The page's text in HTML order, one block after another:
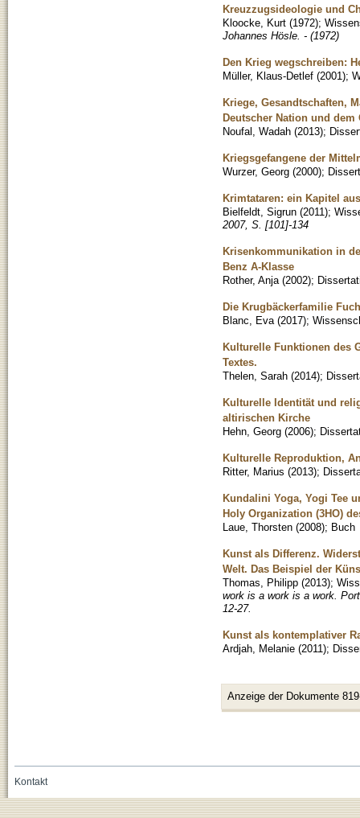
Kreuzzugsideologie und
Kloocke, Kurt (1972);
Johannes Hösle. - (1972)
Den Krieg wegschreiben:
Müller, Klaus-Detlef (2001);
Kriege, Gesandtschaften,
Deutscher Nation und dem
Noufal, Wadah (2013);
Kriegsgefangene der
Wurzer, Georg (2000);
Krimtataren: ein Kapitel
Bielfeldt, Sigrun (2011);
2007, S. [101]-134
Krisenkommunikation in
Benz A-Klasse
Rother, Anja (2002);
Die Krugbäckerfamilie
Blanc, Eva (2017);
Kulturelle Funktionen des
Textes.
Thelen, Sarah (2014);
Kulturelle Identität und
altirischen Kirche
Hehn, Georg (2006);
Kulturelle Reproduktion,
Ritter, Marius (2013);
Kundalini Yoga, Yogi Tee
Holy Organization (3HO)
Laue, Thorsten (2008); Buch
Kunst als Differenz.
Welt. Das Beispiel der
Thomas, Philipp (2013);
work is a work is a work.
12-27.
Kunst als kontemplativer
Ardjah, Melanie (2011);
Anzeige der Dokumente
Kontakt